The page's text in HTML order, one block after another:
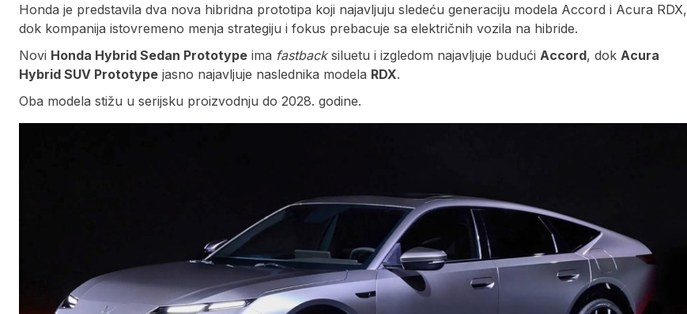
Honda je predstavila dva nova hibridna prototipa koji najavljuju sledeću generaciju modela Accord i Acura RDX,
dok kompanija istovremeno menja strategiju i fokus prebacuje sa električnih vozila na hibride.
Novi Honda Hybrid Sedan Prototype ima fastback siluetu i izgledom najavljuje budući Accord, dok Acura
Hybrid SUV Prototype jasno najavljuje naslednika modela RDX.
Oba modela stižu u serijsku proizvodnju do 2028. godine.